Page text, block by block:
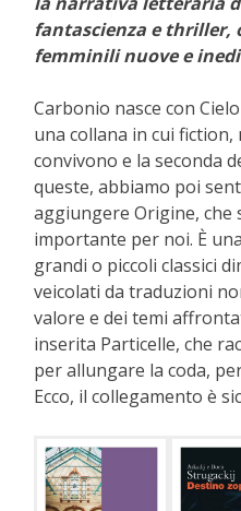
fantascienza e thriller,
femminili nuove e
Carbonio nasce con
una collana in cui
convivono e la seconda
queste, abbiamo poi
aggiungere Origine, che
importante per noi. È
grandi o piccoli classici
veicolati da traduzioni
valore e dei temi
inserita Particelle, che
per allungare la coda,
Ecco, il collegamento è